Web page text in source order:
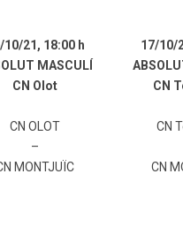
10/21, 18:00 h
MASCULÍ
CN Olot
CN OLOT
–
MONTJUÏC
17/10/
CN
CN
CN